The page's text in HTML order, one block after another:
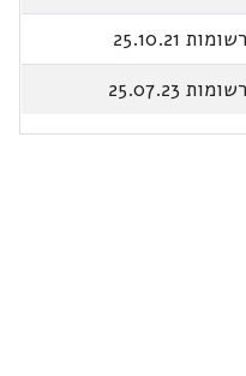
25.10.21
25.07.23